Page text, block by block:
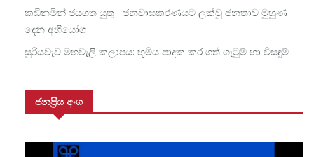
කඩිනමින් ජයගත යුතු ජනවාසකරණයට ලක්වූ ජනතාව මුහුණ
දෙන අභියෝග
සූරියවැව මහවැලි කලාපය: භූමිය පාදක කර ගත් ගැටුම් හා විසඳුම්
ජනප්‍රිය අංග